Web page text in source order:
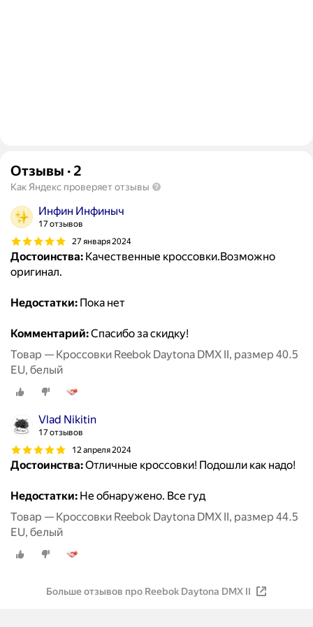
Отзывы · 2
Как Яндекс проверяет отзывы
Инфин Инфиныч
17 отзывов
27 января 2024
Достоинства: Качественные кроссовки.Возможно
оригинал.
Недостатки: Пока нет
Комментарий:Спасибо за скидку!
Товар — Кроссовки Reebok Daytona DMX II, размер 40.5
EU, белый
Vlad Nikitin
17 отзывов
12 апреля 2024
Достоинства:Отличные кроссовки! Подошли как надо!
Недостатки: Не обнаружено. Все гуд
Товар — Кроссовки Reebok Daytona DMX II, размер 44.5
EU, белый
Больше отзывов про Reebok Daytona DMX II